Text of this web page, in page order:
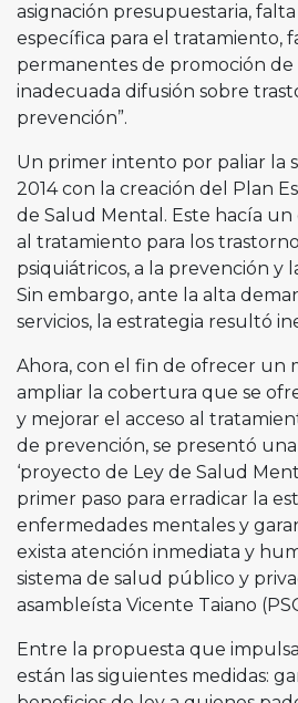
asignación presupuestaria,
específica para el tratamiento,
permanentes de promoción
inadecuada difusión sobre
prevención”.
Un primer intento por paliar la
2014 con la creación del Plan
de Salud Mental. Este hacía un
al tratamiento para los
psiquiátricos, a la prevención y
Sin embargo, ante la alta
servicios, la estrategia resultó
Ahora, con el fin de ofrecer un
ampliar la cobertura que se
y mejorar el acceso al
de prevención, se presentó una
‘proyecto de Ley de Salud
primer paso para erradicar la
enfermedades mentales y
exista atención inmediata y
sistema de salud público y
asambleísta Vicente Taiano
Entre la propuesta que
están las siguientes medidas: